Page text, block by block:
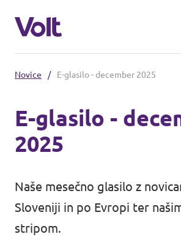
Volt Slovenija je uradno
ustanovljen kot
Sloveniji!
Program
O Voltu
Ljudje
Novice / E-glasilo - december 2025
E-glasilo -
2025
Naše mesečno glasilo z
Sloveniji in po Evropi ter
stripom.